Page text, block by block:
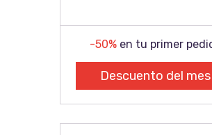
-50%en tu primer
Descuento del mes